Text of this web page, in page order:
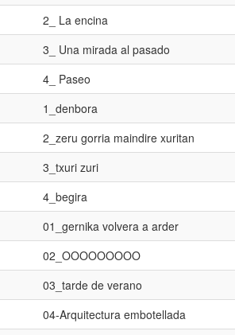
2_ La encina
3_ Una mirada al pasado
4_ Paseo
1_denbora
2_zeru gorria maindire xuritan
3_txuri zuri
4_begira
01_gernika volvera a arder
02_OOOOOOOOO
03_tarde de verano
04-Arquitectura embotellada